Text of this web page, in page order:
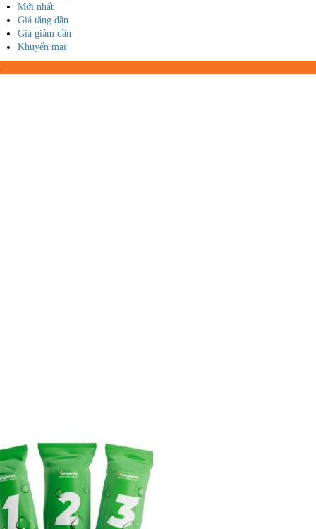
Mới nhất
Giá tăng dần
Giá giảm dần
Khuyến mại